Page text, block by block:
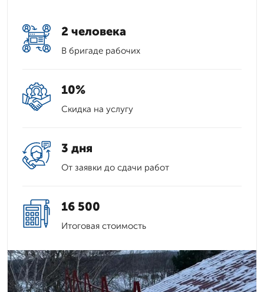
2 человека
В бригаде рабочих
10%
Скидка на услугу
3 дня
От заявки до сдачи работ
16 500
Итоговая стоимость